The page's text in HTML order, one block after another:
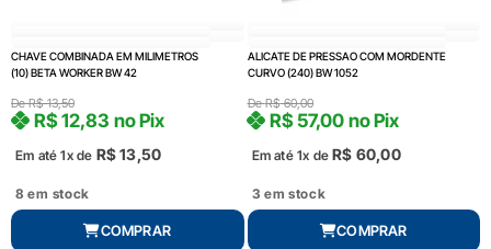
CHAVE COMBINADA EM MILIMETROS
(10) BETA WORKER BW 42
DeR$13,50
Em até 1x de R$13,50
R$12,83 no Pix
8 em stock
COMPRAR
ALICATE DE PRESSAO COM MORDENTE
CURVO (240) BW 1052
DeR$60,00
Em até 1x de R$ 60,00
R$ 57,00 no Pix
3 em stock
COMPRAR